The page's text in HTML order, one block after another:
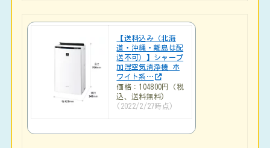
【送料込み（北海
道・沖縄・離島は配
送不可）】シャープ
加湿空気清浄機 ホ
ワイト系…
価格：104800円（税
込、送料無料)
(2022/2/27時点)